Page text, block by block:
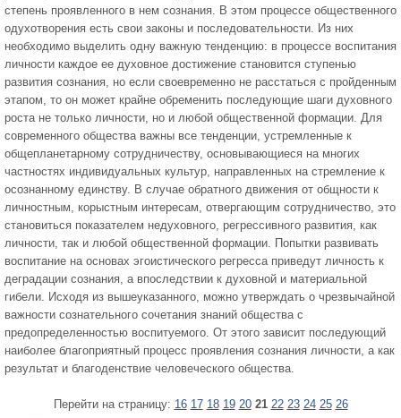
степень проявленного в нем сознания. В этом процессе общественного
одухотворения есть свои законы и последовательности. Из них
необходимо выделить одну важную тенденцию: в процессе воспитания
личности каждое ее духовное достижение становится ступенью
развития сознания, но если своевременно не расстаться с пройденным
этапом, то он может крайне обременить последующие шаги духовного
роста не только личности, но и любой общественной формации. Для
современного общества важны все тенденции, устремленные к
общепланетарному сотрудничеству, основывающиеся на многих
частностях индивидуальных культур, направленных на стремление к
осознанному единству. В случае обратного движения от общности к
личностным, корыстным интересам, отвергающим сотрудничество, это
становиться показателем недуховного, регрессивного развития, как
личности, так и любой общественной формации. Попытки развивать
воспитание на основах эгоистического регресса приведут личность к
деградации сознания, а впоследствии к духовной и материальной
гибели. Исходя из вышеуказанного, можно утверждать о чрезвычайной
важности сознательного сочетания знаний общества с
предопределенностью воспитуемого. От этого зависит последующий
наиболее благоприятный процесс проявления сознания личности, а как
результат и благоденствие человеческого общества.
Перейти на страницу: 16 17 18 19 20 21 22 23 24 25 26